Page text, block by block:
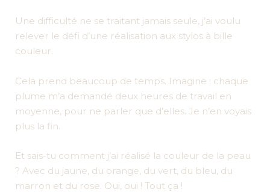
Une difficulté ne se traitant jamais seule, j’ai voulu
relever le défi d’une réalisation aux stylos à bille
couleur.
Cela prend beaucoup de temps. Imagine : chaque
plume m’a demandé deux heures de travail en
moyenne, pour ne parler que d’elles. Je n’en voyais
plus la fin.
Et sais-tu comment j’ai réalisé la couleur de la peau
? Avec du jaune, du orange, du vert, du bleu, du
marron et du rose. Oui, oui ! Tout ça !